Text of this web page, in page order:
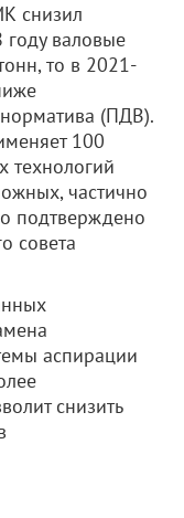
снизил
валовые
то в 2021-
(ПДВ).
100
технологий
частично
подтверждено
совета
аспирации
снизить